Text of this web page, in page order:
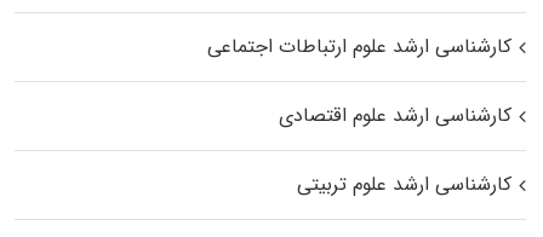
کارشناسی ارشد علوم ارتباطات اجتماعی
کارشناسی ارشد علوم اقتصادی
کارشناسی ارشد علوم تربیتی